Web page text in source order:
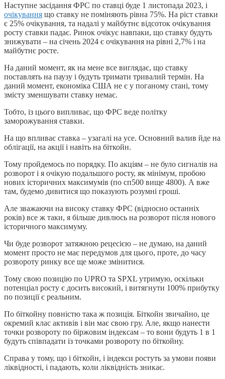
Наступне засідання ФРС по ставці буде 1 листопада 2023, і
очікування що ставку не поміняють рівна 75%. На ріст ставки
є 25% очікування, та надалі у майбутнє відсоток очікування
росту ставки падає. Ринок очікує навпаки, що ставку будуть
знижувати – на січень 2024 є очікування на рівні 2,7% і на
майбутнє росте.
На даний момент, як на мене все виглядає, що ставку
поставлять на паузу і будуть тримати тривалий термін. На
даний момент, економіка США не є у поганому стані, тому
змісту зменшувати ставку немає.
Тобто, із цього випливає, що ФРС веде політку
заморожування ставки.
На що впливає ставка – узагалі на усе. Основний валив йде на
облігації, на акції і навіть на біткойн.
Тому пройдемось по порядку. По акціям – не було сигналів на
розворот і я очікую подальшого росту, як мінімум, пробою
нових історичних максимумів (по сп500 вище 4800). А вже
там, будемо дивитися що показують розумні гроші.
Але зважаючи на високу ставку ФРС (відносно останніх
років) все ж таки, я більше дивлюсь на розворот після нового
історичного максимуму.
Чи буде розворот затяжною рецесією – не думаю, на даний
момент просто не має передумов для цього, проте, до часу
розвороту ринку все ще може змінитися.
Тому свою позицію по UPRO та SPXL утримую, оскільки
потенціал росту є досить високий, і витягнути 100% прибутку
по позиції є реальним.
По біткойну повністю така ж позиція. Біткойн звичайно, це
окремий клас активів і він має свою гру. Але, якщо нанести
точки розвороту по біржовим індексам – то вони будуть 1 в 1
будуть співпадати із точками розвороту по біткойну.
Справа у тому, що і біткойн, і індекси ростуть за умови появи
ліквідності, і падають, коли ліквідність зникає.